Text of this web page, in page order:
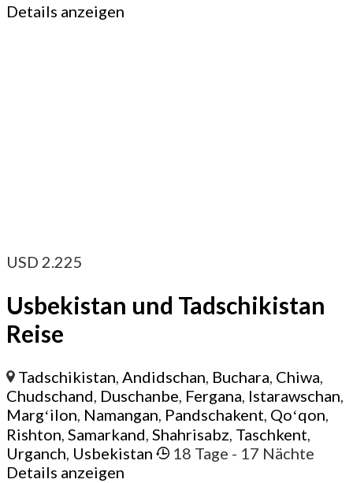
Details anzeigen
USD 2.225
Usbekistan und Tadschikistan
Reise
Tadschikistan,Andidschan, Buchara, Chiwa,
Chudschand, Duschanbe, Fergana, Istarawschan,
Margʻilon, Namangan, Pandschakent, Qoʻqon,
Rishton, Samarkand, Shahrisabz, Taschkent,
Urganch, Usbekistan 18 Tage - 17 Nächte
Details anzeigen